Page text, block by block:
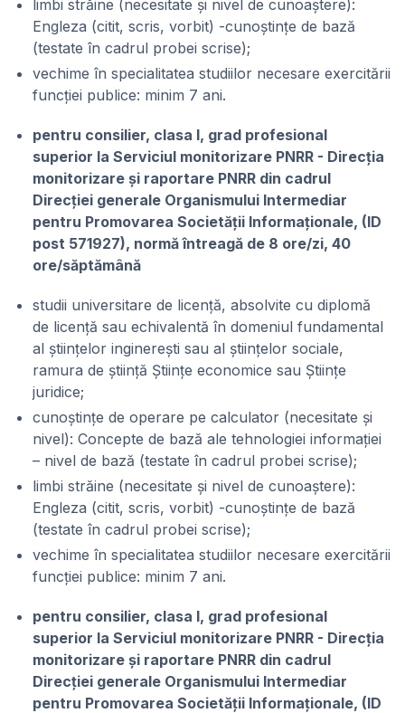
limbi străine (necesitate și nivel de cunoaștere):
Engleza (citit, scris, vorbit) -cunoștințe de bază
(testate în cadrul probei scrise);
vechime în specialitatea studiilor necesare exercitării
funcției publice: minim 7 ani.
pentru consilier, clasa I, grad profesional
superior la Serviciul monitorizare PNRR - Direcția
monitorizare și raportare PNRR din cadrul
Direcției generale Organismului Intermediar
pentru Promovarea Societății Informaționale, (ID
post 571927), normă întreagă de 8 ore/zi, 40
ore/săptămână
studii universitare de licență, absolvite cu diplomă
de licență sau echivalentă în domeniul fundamental
al științelor inginerești sau al științelor sociale,
ramura de știință Științe economice sau Științe
juridice;
cunoștințe de operare pe calculator (necesitate și
nivel): Concepte de bază ale tehnologiei informației
– nivel de bază (testate în cadrul probei scrise);
limbi străine (necesitate și nivel de cunoaștere):
Engleza (citit, scris, vorbit) -cunoștințe de bază
(testate în cadrul probei scrise);
vechime în specialitatea studiilor necesare exercitării
funcției publice: minim 7 ani.
pentru consilier, clasa I, grad profesional
superior la Serviciul monitorizare PNRR - Direcția
monitorizare și raportare PNRR din cadrul
Direcției generale Organismului Intermediar
pentru Promovarea Societății Informaționale, (ID